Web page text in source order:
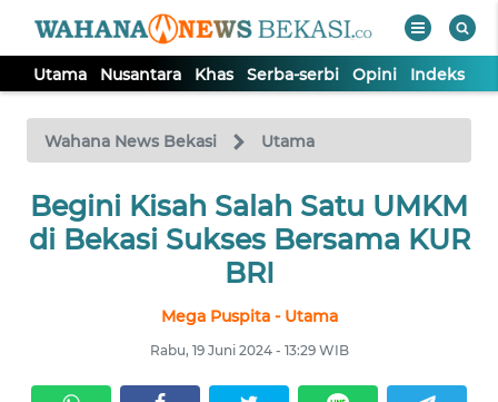
Utama Nusantara Khas Serba-serbi Opini Indeks
Wahana News Bekasi Utama
Begini Kisah Salah Satu UMKM
di Bekasi Sukses Bersama KUR
BRI
Mega Puspita - Utama
Rabu, 19 Juni 2024 - 13:29 WIB
TV
Tutup
UTAMA
SERBA-